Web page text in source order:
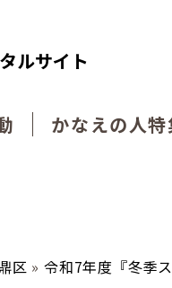
ルサイト
かなえの人特
区 » 令和7年度『冬季